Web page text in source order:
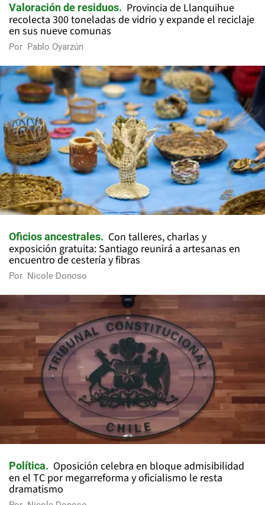
Valoración de residuos
Provincia de Llanquihue
recolecta 300 toneladas de vidrio y expande el reciclaje
en sus nueve comunas
Por Pablo Oyarzún
Oficios ancestrales
Con talleres, charlas y
exposición gratuita: Santiago reunirá a artesanas en
encuentro de cestería y fibras
Por Nicole Donoso
Política
Oposición celebra en bloque admisibilidad
en el TC por megarreforma y oficialismo le resta
dramatismo